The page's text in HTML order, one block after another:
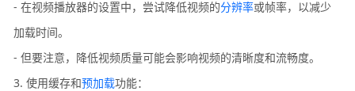
- 在视频播放器的设置中，尝试降低视频的分辨率或帧率，以减少
加载时间。
- 但要注意，降低视频质量可能会影响视频的清晰度和流畅度。
3. 使用缓存和预加载功能：